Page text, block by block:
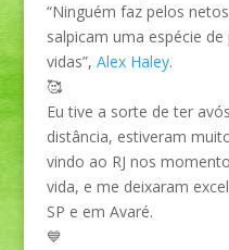
“Ninguém faz pelos
salpicam uma espécie
vidas”, Alex Haley.
🥰
Eu tive a sorte de ter
distância, estiveram
vindo ao RJ nos
vida, e me deixaram
SP e em Avaré.
💙